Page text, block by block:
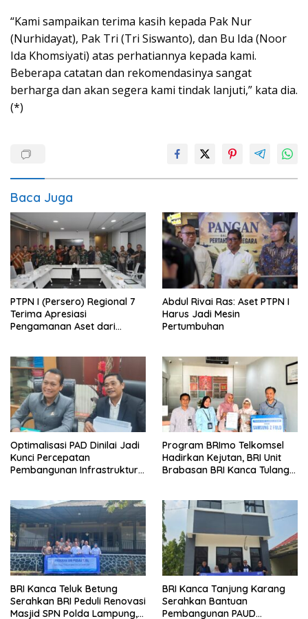
“Kami sampaikan terima kasih kepada Pak Nur
(Nurhidayat), Pak Tri (Tri Siswanto), dan Bu Ida (Noor
Ida Khomsiyati) atas perhatiannya kepada kami.
Beberapa catatan dan rekomendasinya sangat
berharga dan akan segera kami tindak lanjuti,” kata dia.
(*)
Baca Juga
PTPN I (Persero) Regional 7
Terima Apresiasi
Pengamanan Aset dari
Abdul Rivai Ras: Aset PTPN I
Harus Jadi Mesin
Pertumbuhan
Optimalisasi PAD Dinilai Jadi
Kunci Percepatan
Pembangunan Infrastruktur
Program BRImo Telkomsel
Hadirkan Kejutan, BRI Unit
Brabasan BRI Kanca Tulang
Mesuji
BRI Kanca Teluk Betung
Serahkan BRI Peduli Renovasi
Masjid SPN Polda Lampung,
BRI Kanca Tanjung Karang
Serahkan Bantuan
Pembangunan PAUD